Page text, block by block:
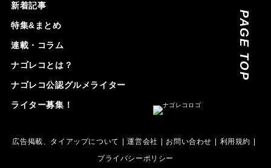
新着記事
特集&まとめ
連載・コラム
ナゴレコとは？
ナゴレコ公認グルメライター
ライター募集！
広告掲載、タイアップについて 運営会社 お問い合わせ
利用規約
プライバシーポリシー
PAGE TOP